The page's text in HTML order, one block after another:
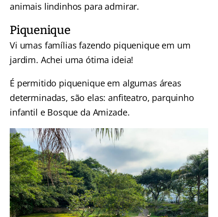
animais lindinhos para admirar.
Piquenique
Vi umas famílias fazendo piquenique em um
jardim. Achei uma ótima ideia!
É permitido piquenique em algumas áreas
determinadas, são elas: anfiteatro, parquinho
infantil e Bosque da Amizade.